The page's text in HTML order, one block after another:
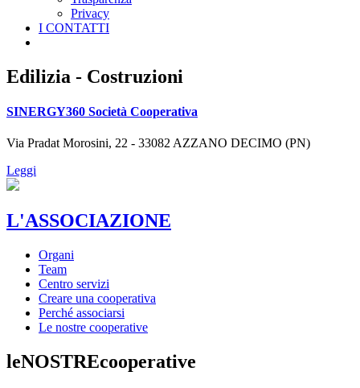
Privacy
I CONTATTI
Edilizia - Costruzioni
SINERGY360 Società Cooperativa
Via Pradat Morosini, 22 - 33082 AZZANO DECIMO (PN)
Leggi
L'ASSOCIAZIONE
Organi
Team
Centro servizi
Creare una cooperativa
Perché associarsi
Le nostre cooperative
leNOSTREcooperative